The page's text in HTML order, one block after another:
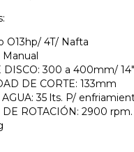
O13hp/ 4T/ Nafta
Manual
DISCO: 300 a 400mm/ 14"
DE CORTE: 133mm
AGUA: 35 lts. P/
DE ROTACIÓN: 2900 rpm.